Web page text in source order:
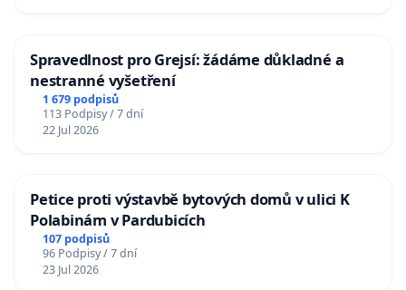
Spravedlnost pro Grejsí: žádáme důkladné a
nestranné vyšetření
1 679 podpisů
113 Podpisy / 7 dní
22 Jul 2026
Petice proti výstavbě bytových domů v ulici K
Polabinám v Pardubicích
107 podpisů
96 Podpisy / 7 dní
23 Jul 2026